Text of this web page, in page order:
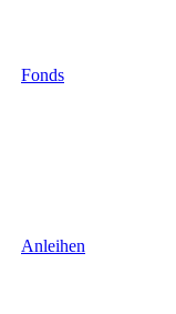
Fonds
Anleihen